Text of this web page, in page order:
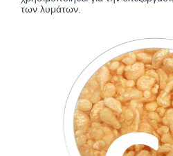
των λυμάτων.